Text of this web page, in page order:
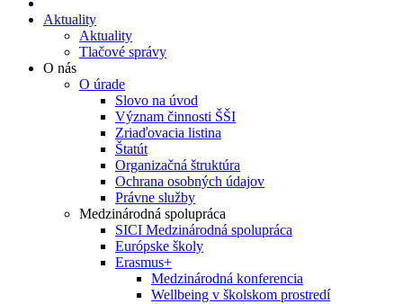
Aktuality
Aktuality
Tlačové správy
O nás
O úrade
Slovo na úvod
Význam činnosti ŠŠI
Zriaďovacia listina
Štatút
Organizačná štruktúra
Ochrana osobných údajov
Právne služby
Medzinárodná spolupráca
SICI Medzinárodná spolupráca
Európske školy
Erasmus+
Medzinárodná konferencia
Wellbeing v školskom prostredí